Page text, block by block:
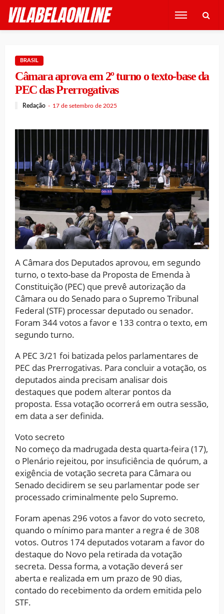
BRASIL
Câmara aprova em 2º turno o texto-base da
PEC das Prerrogativas
Redação 17 de setembro de 2025
A Câmara dos Deputados aprovou, em segundo
turno, o texto-base da Proposta de Emenda à
Constituição (PEC) que prevê autorização da
Câmara ou do Senado para o Supremo Tribunal
Federal (STF) processar deputado ou senador.
Foram 344 votos a favor e 133 contra o texto, em
segundo turno.
A PEC 3/21 foi batizada pelos parlamentares de
PEC das Prerrogativas. Para concluir a votação, os
deputados ainda precisam analisar dois
destaques que podem alterar pontos da
proposta. Essa votação ocorrerá em outra sessão,
em data a ser definida.
Voto secreto
No começo da madrugada desta quarta-feira (17),
o Plenário rejeitou, por insuficiência de quórum, a
exigência de votação secreta para Câmara ou
Senado decidirem se seu parlamentar pode ser
processado criminalmente pelo Supremo.
Foram apenas 296 votos a favor do voto secreto,
quando o mínimo para manter a regra é de 308
votos. Outros 174 deputados votaram a favor do
destaque do Novo pela retirada da votação
secreta. Dessa forma, a votação deverá ser
aberta e realizada em um prazo de 90 dias,
contado do recebimento da ordem emitida pelo
STF.